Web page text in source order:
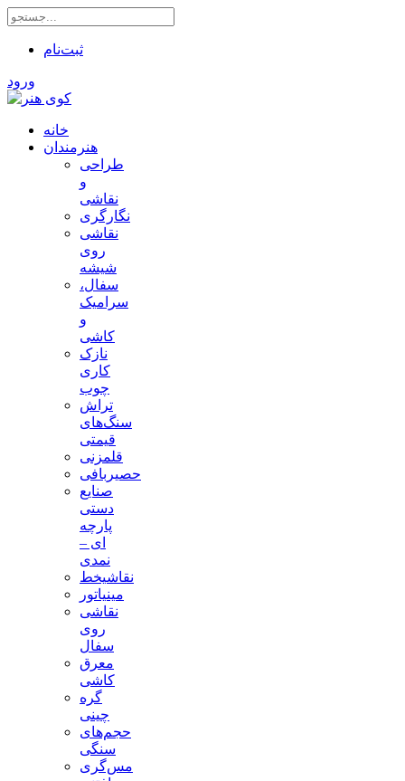
ثبت‌نام
ورود
خانه
هنرمندان
طراحی
و
نقاشی
نگارگری
نقاشی
روی
شیشه
سفال،
سرامیک
و
کاشی
نازک
کاری
چوب
تراش
سنگ‌های
قیمتی
قلمزنی
حصیربافی
صنایع
دستی
پارچه
ای –
نمدی
نقاشیخط
مینیاتور
نقاشی
روی
سفال
معرق
کاشی
گره
چینی
حجم‌های
سنگی
مس‌گری